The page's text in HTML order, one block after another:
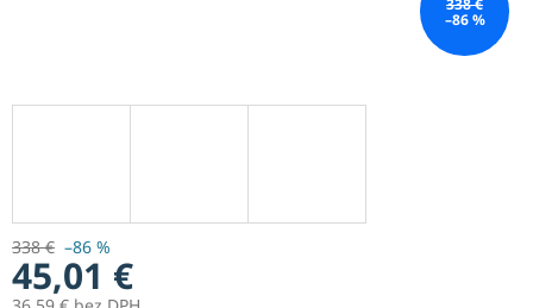
–86 %
338 € –86 %
45,01 €